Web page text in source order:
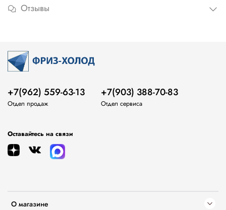
Отзывы
О магазине
+7(962) 559-63-13
Отдел продаж
+7(903) 388-70-83
Отдел сервиса
Оставайтесь на связи